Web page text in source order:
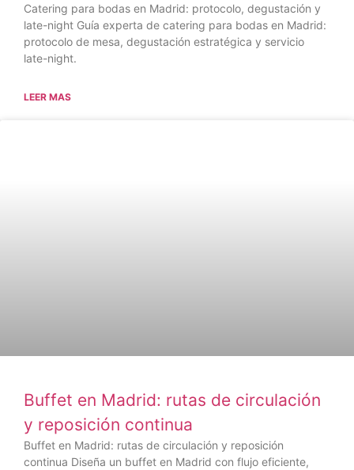
Catering para bodas en Madrid: protocolo, degustación y
late-night Guía experta de catering para bodas en Madrid:
protocolo de mesa, degustación estratégica y servicio
late-night.
LEER MAS
Buffet en Madrid: rutas de circulación
y reposición continua
Buffet en Madrid: rutas de circulación y reposición
continua Diseña un buffet en Madrid con flujo eficiente,